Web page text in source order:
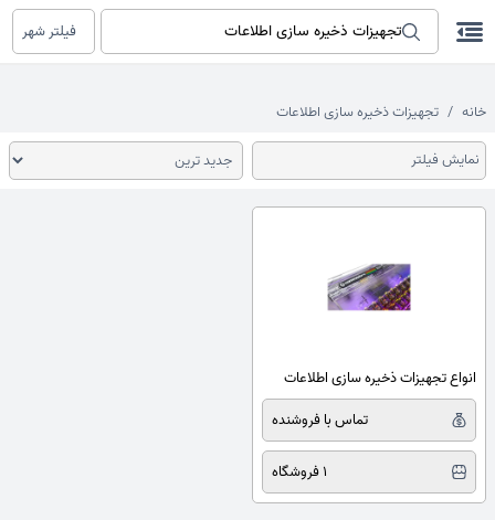
فیلتر شهر
خانه تجهیزات ذخیره سازی اطلاعات
نمایش فیلتر
انواع تجهیزات ذخیره سازی اطلاعات
تماس با فروشنده
1 فروشگاه